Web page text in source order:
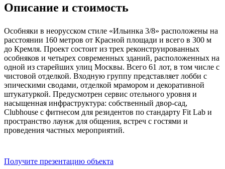
Описание и стоимость
Особняки в неорусском стиле «Ильинка 3/8» расположены на
расстоянии 160 метров от Красной площади и всего в 300 м
до Кремля. Проект состоит из трех реконструированных
особняков и четырех современных зданий, расположенных на
одной из старейших улиц Москвы. Всего 61 лот, в том числе с
чистовой отделкой. Входную группу представляет лобби с
эпическими сводами, отделкой мрамором и декоративной
штукатуркой. Предусмотрен сервис отельного уровня и
насыщенная инфраструктура: собственный двор-сад,
Clubhouse с фитнесом для резидентов по стандарту Fit Lab и
пространство лаунж для общения, встреч с гостями и
проведения частных мероприятий.
Получите презентацию объекта